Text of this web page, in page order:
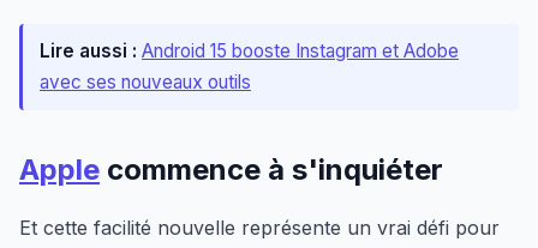
Lire aussi : Android 15 booste Instagram et Adobe
avec ses nouveaux outils
Apple commence à s'inquiéter
Et cette facilité nouvelle représente un vrai défi pour